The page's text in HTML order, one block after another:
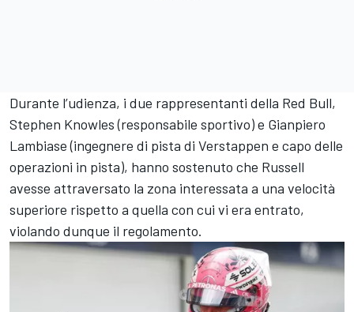
Durante l’udienza, i due rappresentanti della Red Bull,
Stephen Knowles (responsabile sportivo) e Gianpiero
Lambiase (ingegnere di pista di Verstappen e capo delle
operazioni in pista), hanno sostenuto che Russell
avesse attraversato la zona interessata a una velocità
superiore rispetto a quella con cui vi era entrato,
violando dunque il regolamento.